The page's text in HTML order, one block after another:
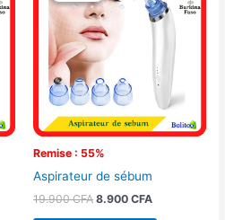
Remise : 55%
Aspirateur de sébum
19.900CFA
était :
19.900 CFA.
8.900 CFA
est :
8.900 CFA.